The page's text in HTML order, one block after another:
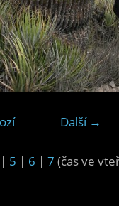
Další →
| 5 | 6 | 7 (čas ve